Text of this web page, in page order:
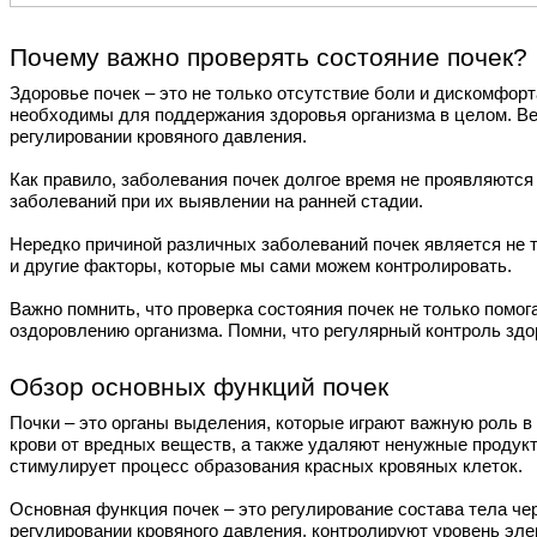
Почему важно проверять состояние почек?
Здоровье почек – это не только отсутствие боли и
необходимы для поддержания здоровья организма в целом.
регулировании кровяного давления.
Как правило, заболевания почек долгое время не
заболеваний при их выявлении на ранней стадии.
Нередко причиной различных заболеваний почек является не
и другие факторы, которые мы сами можем контролировать.
Важно помнить, что проверка состояния почек не только
оздоровлению организма. Помни, что регулярный контроль
Обзор основных функций почек
Почки – это органы выделения, которые играют важную роль
крови от вредных веществ, а также удаляют ненужные
стимулирует процесс образования красных кровяных клеток.
Основная функция почек – это регулирование состава тела
регулировании кровяного давления, контролируют уровень